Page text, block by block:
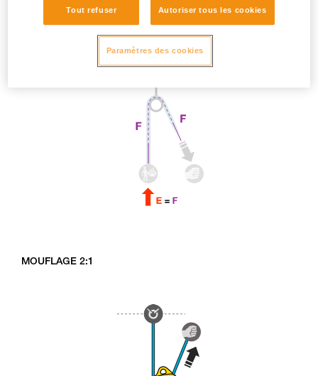
MOUFLAGE 2:1
Tout refuser Autoriser tous les cookies
Paramètres des cookies